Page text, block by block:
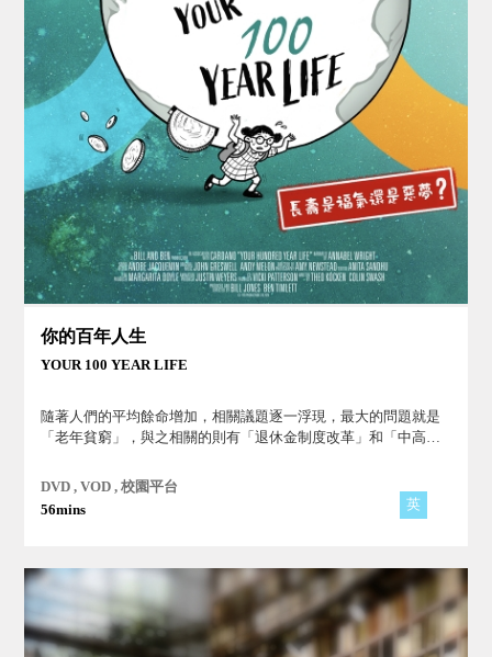
你的百年人生
YOUR 100 YEAR LIFE
隨著人們的平均餘命增加，相關議題逐一浮現，最大的問題就是
「老年貧窮」，與之相關的則有「退休金制度改革」和「中高齡
DVD , VOD , 校園平台
56mins
英